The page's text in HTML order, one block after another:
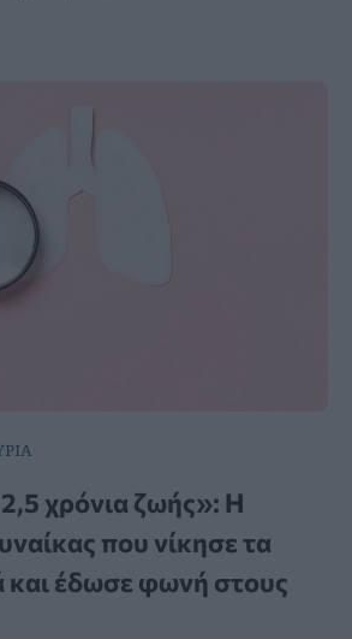
χρόνια ζωής»: Η
που νίκησε τα
και έδωσε φωνή στους